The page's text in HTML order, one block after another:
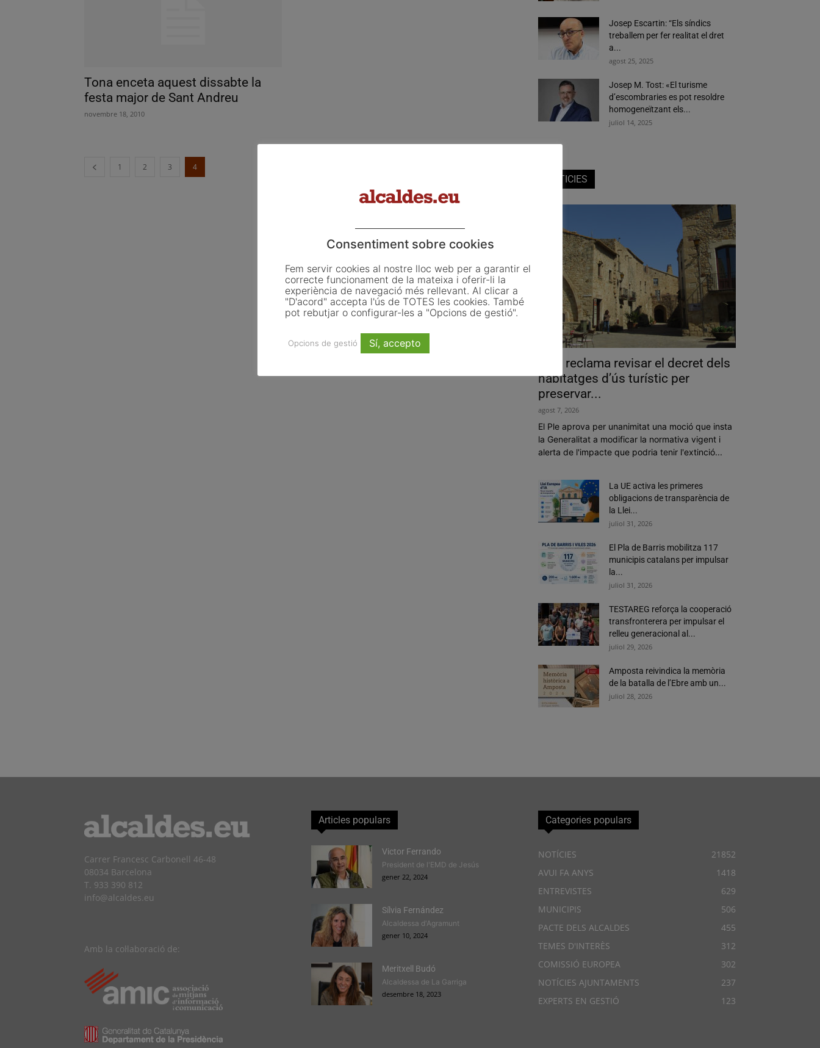
Tona enceta aquest dissabte la
festa major de Sant Andreu
novembre 18, 2010
1 2 3 4
Josep Escartin: “Els síndics
treballem per fer realitat el dret
a...
agost 25, 2025
Josep M. Tost: «El turisme
d’escombraries es pot resoldre
homogeneïtzant els...
juliol 14, 2025
NOTICIES
Pals reclama revisar el decret dels
habitatges d’ús turístic per
preservar...
agost 7, 2026
El Ple aprova per unanimitat una moció que insta
la Generalitat a modificar la normativa vigent i
alerta de l'impacte que podria tenir l'extinció...
La UE activa les primeres
obligacions de transparència de
la Llei...
juliol 31, 2026
El Pla de Barris mobilitza 117
municipis catalans per impulsar
la...
juliol 31, 2026
TESTAREG reforça la cooperació
transfronterera per impulsar el
relleu generacional al...
juliol 29, 2026
Amposta reivindica la memòria
de la batalla de l’Ebre amb un...
juliol 28, 2026
Carrer Francesc Carbonell 46-48
08034 Barcelona
T. 933 390 812
info@alcaldes.eu
Amb la col·laboració de:
Articles populars
Victor Ferrando
President de l'EMD de Jesús
gener 22, 2024
Sílvia Fernández
Alcaldessa d'Agramunt
gener 10, 2024
Meritxell Budó
Alcaldessa de La Garriga
desembre 18, 2023
Categories populars
NOTÍCIES
21852
AVUI FA ANYS
1418
ENTREVISTES
629
MUNICIPIS
506
PACTE DELS ALCALDES
455
TEMES D'INTERÈS
312
COMISSIÓ EUROPEA
302
NOTÍCIES AJUNTAMENTS
237
EXPERTS EN GESTIÓ
123
Consentiment sobre cookies
Fem servir cookies al nostre lloc web per a garantir el
correcte funcionament de la mateixa i oferir-li la
experiència de navegació més rellevant. Al clicar a
"D'acord" accepta l'ús de TOTES les cookies. També
pot rebutjar o configurar-les a "Opcions de gestió".
Opcions de gestió Sí, accepto